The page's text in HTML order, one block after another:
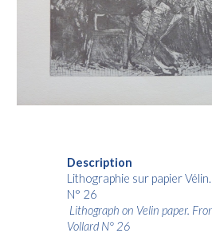
Description
Lithographie sur papier
N° 26
Lithograph on Velin paper.
Vollard N° 26